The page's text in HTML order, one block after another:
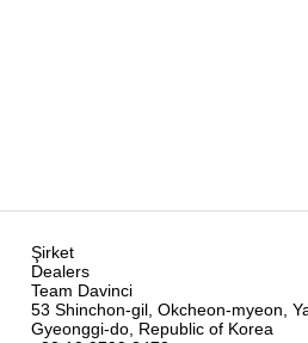
Şirket
Dealers
Team Davinci
53 Shinchon-gil, Okcheon-myeon,
Gyeonggi-do, Republic of Korea